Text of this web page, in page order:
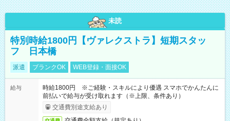
未読
特別時給1800円【ヴァレクストラ】短期スタッ
フ 日本橋
派遣 ブランクOK WEB登録・面接OK
給与
時給1800円 ※ご経験・スキルにより優遇 スマホでかんたんに
前払いで給与が受け取れます（※上限、条件あり）
交通費別途支給あり